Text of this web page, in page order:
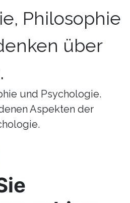
Philosophie
über
und Psychologie.
Aspekten der